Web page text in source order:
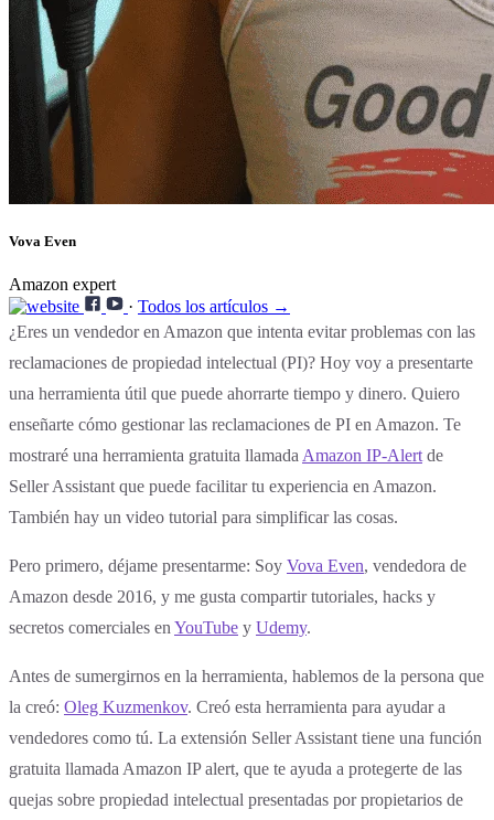
Vova Even
Amazon expert
· Todos los artículos →
¿Eres un vendedor en Amazon que intenta evitar problemas con las
reclamaciones de propiedad intelectual (PI)? Hoy voy a presentarte
una herramienta útil que puede ahorrarte tiempo y dinero. Quiero
enseñarte cómo gestionar las reclamaciones de PI en Amazon. Te
mostraré una herramienta gratuita llamada Amazon IP-Alert de
Seller Assistant que puede facilitar tu experiencia en Amazon.
También hay un video tutorial para simplificar las cosas.
Pero primero, déjame presentarme: Soy Vova Even, vendedora de
Amazon desde 2016, y me gusta compartir tutoriales, hacks y
secretos comerciales en YouTube y Udemy.
Antes de sumergirnos en la herramienta, hablemos de la persona que
la creó: Oleg Kuzmenkov. Creó esta herramienta para ayudar a
vendedores como tú. La extensión Seller Assistant tiene una función
gratuita llamada Amazon IP alert, que te ayuda a protegerte de las
quejas sobre propiedad intelectual presentadas por propietarios de